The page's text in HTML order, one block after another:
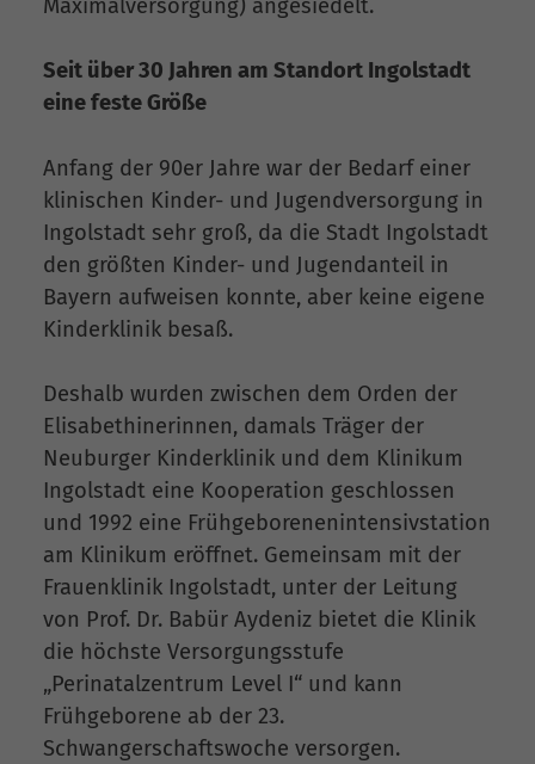
Maximalversorgung) angesiedelt.
Seit über 30 Jahren am Standort Ingolstadt
eine feste Größe
Anfang der 90er Jahre war der Bedarf einer
klinischen Kinder- und Jugendversorgung in
Ingolstadt sehr groß, da die Stadt Ingolstadt
den größten Kinder- und Jugendanteil in
Bayern aufweisen konnte, aber keine eigene
Kinderklinik besaß.
Deshalb wurden zwischen dem Orden der
Elisabethinerinnen, damals Träger der
Neuburger Kinderklinik und dem Klinikum
Ingolstadt eine Kooperation geschlossen
und 1992 eine Frühgeborenenintensivstation
am Klinikum eröffnet. Gemeinsam mit der
Frauenklinik Ingolstadt, unter der Leitung
von Prof. Dr. Babür Aydeniz bietet die Klinik
die höchste Versorgungsstufe
„Perinatalzentrum Level I“ und kann
Frühgeborene ab der 23.
Schwangerschaftswoche versorgen.